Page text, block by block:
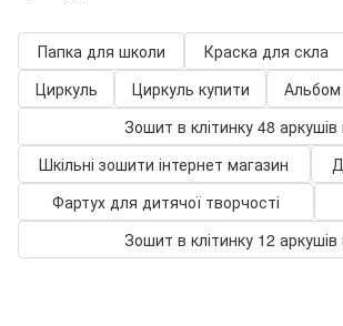
Папка для школи Краска для скла
Циркуль
Циркуль купити
Зошит в клітинку 48 аркушів
Шкільні зошити інтернет магазин
Фартух для дитячої творчості
Зошит в клітинку 12 аркушів